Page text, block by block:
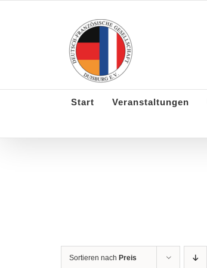
Start Veranstaltungen
Sortieren nach Preis